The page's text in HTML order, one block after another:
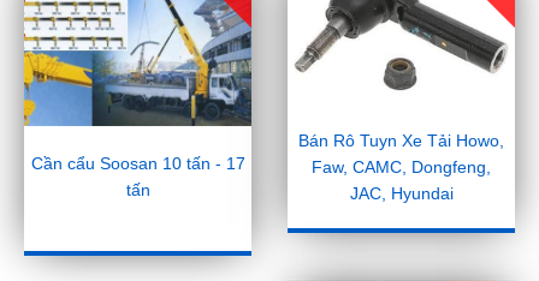
Cần cẩu Soosan 10 tấn - 17
tấn
Bán Rô Tuyn Xe Tải Howo,
Faw, CAMC, Dongfeng,
JAC, Hyundai